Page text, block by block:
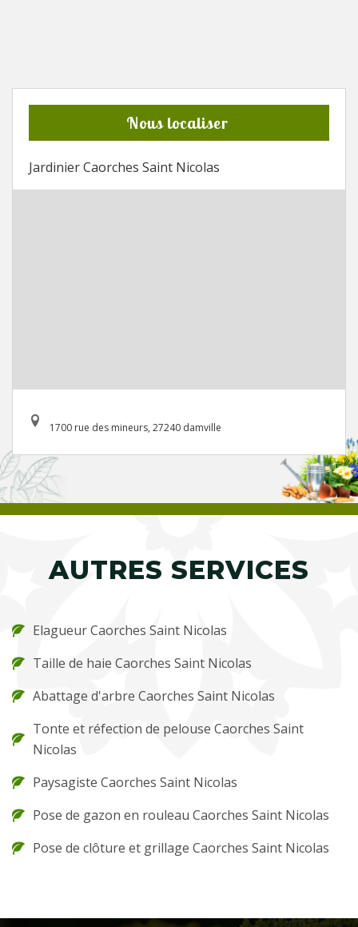
Nous localiser
Jardinier Caorches Saint Nicolas
1700 rue des mineurs, 27240 damville
AUTRES SERVICES
Elagueur Caorches Saint Nicolas
Taille de haie Caorches Saint Nicolas
Abattage d'arbre Caorches Saint Nicolas
Tonte et réfection de pelouse Caorches Saint
Nicolas
Paysagiste Caorches Saint Nicolas
Pose de gazon en rouleau Caorches Saint Nicolas
Pose de clôture et grillage Caorches Saint Nicolas